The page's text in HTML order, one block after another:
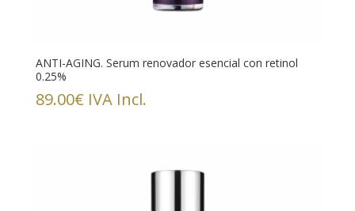
ANTI-AGING. Serum renovador esencial con retinol
0.25%
89.00€ IVA Incl.